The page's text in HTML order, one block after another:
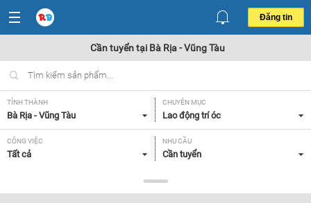
Đăng tin
Cần tuyển tại Bà Rịa - Vũng Tàu
TỈNH THÀNH
Bà Rịa - Vũng Tàu
CHUYÊN MỤC
Lao động trí óc
CÔNG VIỆC
Tất cả
NHU CẦU
Cần tuyển
Tất cả